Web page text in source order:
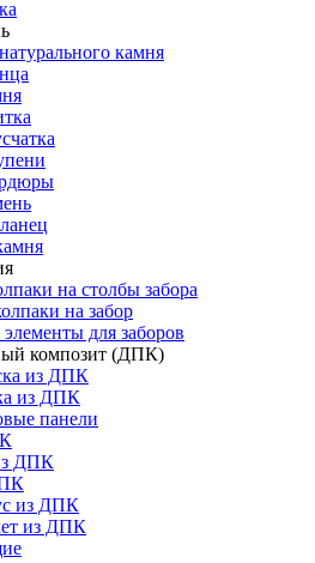
камня
на столбы забора
на забор
для заборов
композит (ДПК)
из ДПК
из ДПК
панели
ДПК
из ДПК
из ДПК